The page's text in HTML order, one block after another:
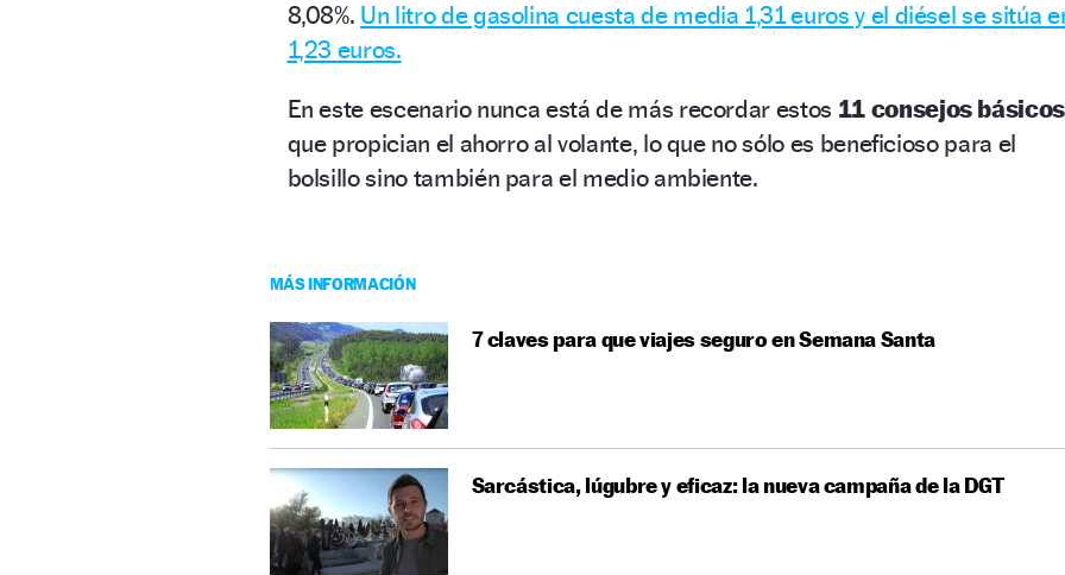
8,08%. Un litro de gasolina cuesta de media 1,31 euros y el diésel se sitúa
1,23 euros.
En este escenario nunca está de más recordar estos 11 consejos básicos
que propician el ahorro al volante, lo que no sólo es beneficioso para el
bolsillo sino también para el medio ambiente.
MÁS INFORMACIÓN
7 claves para que viajes seguro en Semana Santa
Sarcástica, lúgubre y eficaz: la nueva campaña de la DGT